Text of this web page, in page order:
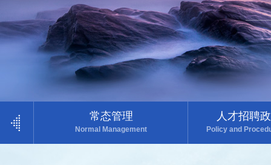
常态管理
Normal Management
人才招聘
Policy and